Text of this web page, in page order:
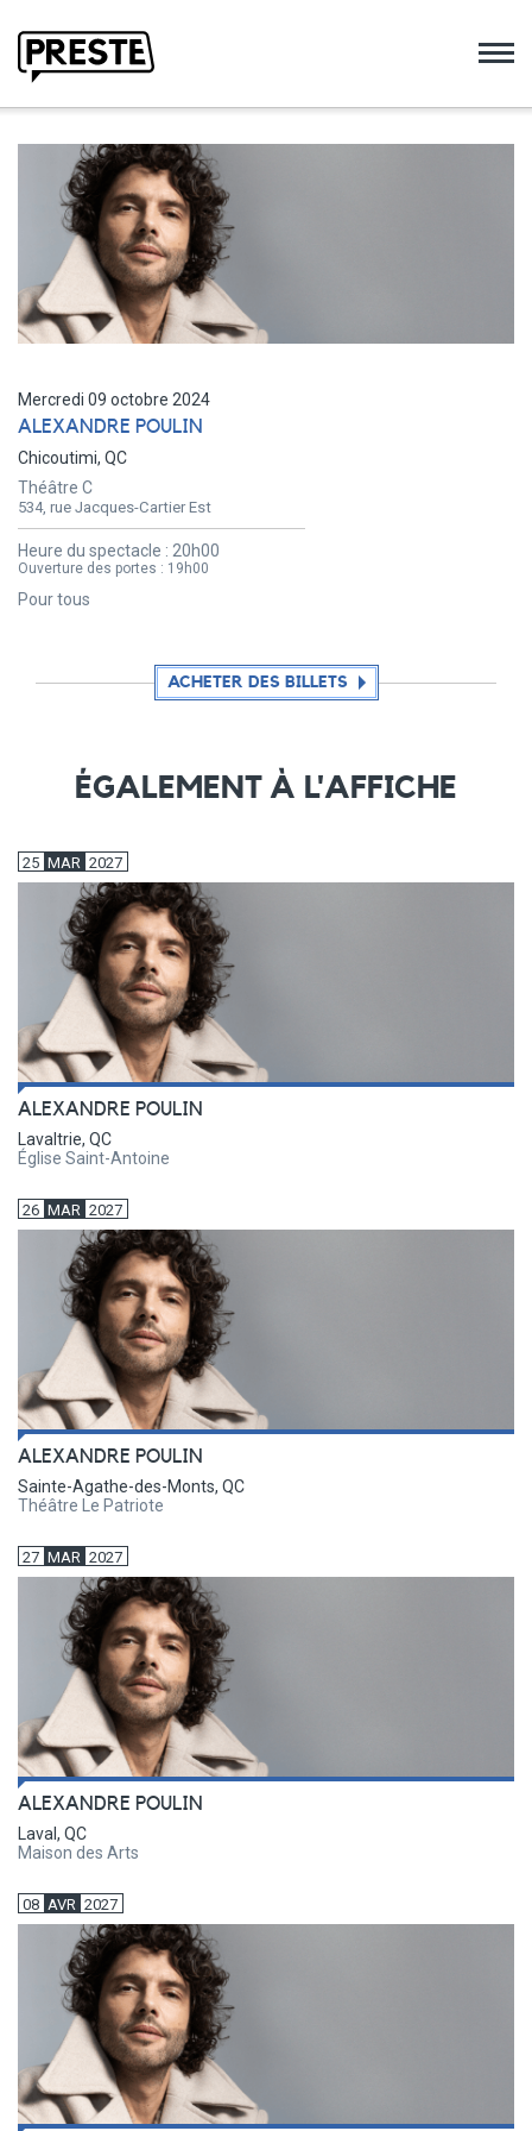
Mercredi 09 octobre 2024
ALEXANDRE POULIN
Chicoutimi, QC
Théâtre C
534, rue Jacques-Cartier Est
Heure du spectacle : 20h00
Ouverture des portes : 19h00
Pour tous
ACHETER DES BILLETS
ÉGALEMENT À L'AFFICHE
25 MAR 2027
ALEXANDRE POULIN
Lavaltrie, QC
Église Saint-Antoine
26 MAR 2027
ALEXANDRE POULIN
Sainte-Agathe-des-Monts, QC
Théâtre Le Patriote
27 MAR 2027
ALEXANDRE POULIN
Laval, QC
Maison des Arts
08 AVR 2027